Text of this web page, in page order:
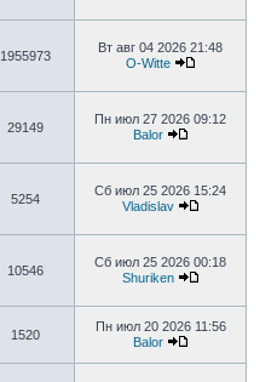
1955973
Вт авг 04 2026 21:48
O-Witte
29149
Пн июл 27 2026 09:12
Balor
5254
Сб июл 25 2026 15:24
Vladislav
10546
Сб июл 25 2026 00:18
Shuriken
1520
Пн июл 20 2026 11:56
Balor